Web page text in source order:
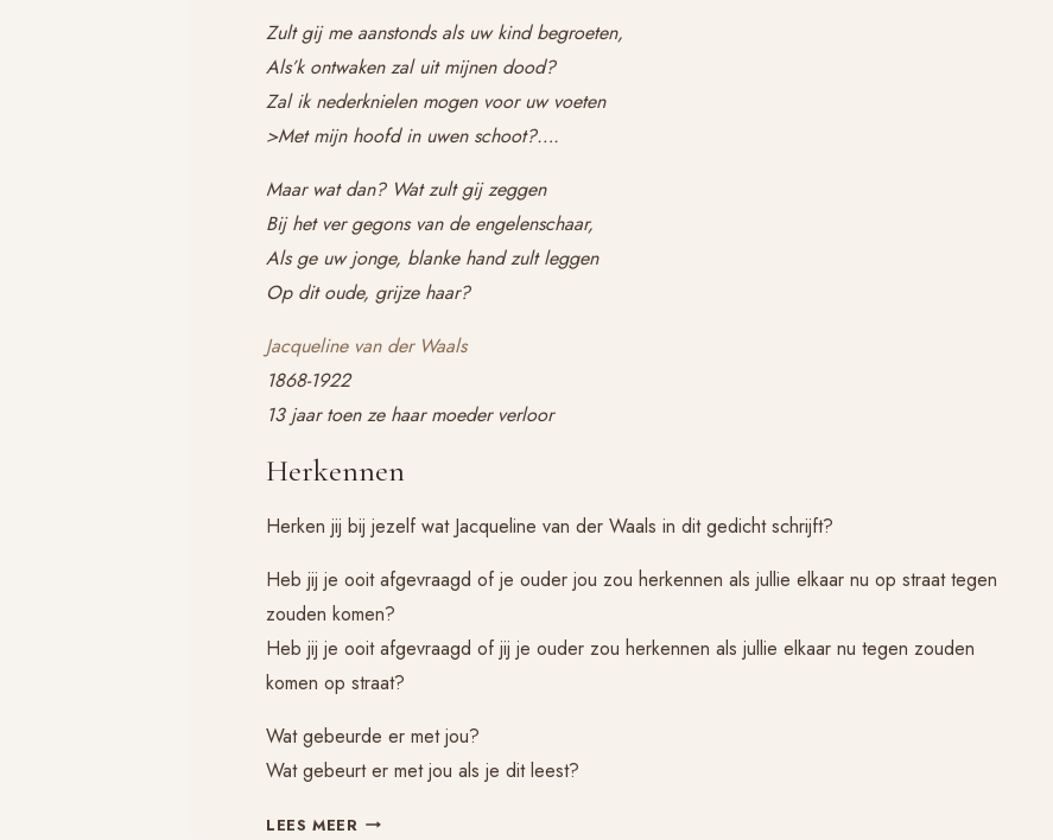
Zult gij me aanstonds als uw kind begroeten,
Als’k ontwaken zal uit mijnen dood?
Zal ik nederknielen mogen voor uw voeten
>Met mijn hoofd in uwen schoot?….
Maar wat dan? Wat zult gij zeggen
Bij het ver gegons van de engelenschaar,
Als ge uw jonge, blanke hand zult leggen
Op dit oude, grijze haar?
Jacqueline van der Waals
1868-1922
13 jaar toen ze haar moeder verloor
Herkennen
Herken jij bij jezelf wat Jacqueline van der Waals in dit gedicht schrijft?
Heb jij je ooit afgevraagd of je ouder jou zou herkennen als jullie elkaar nu op straat tegen
zouden komen?
Heb jij je ooit afgevraagd of jij je ouder zou herkennen als jullie elkaar nu tegen zouden
komen op straat?
Wat gebeurde er met jou?
Wat gebeurt er met jou als je dit leest?
LEES MEER HERKENNEN